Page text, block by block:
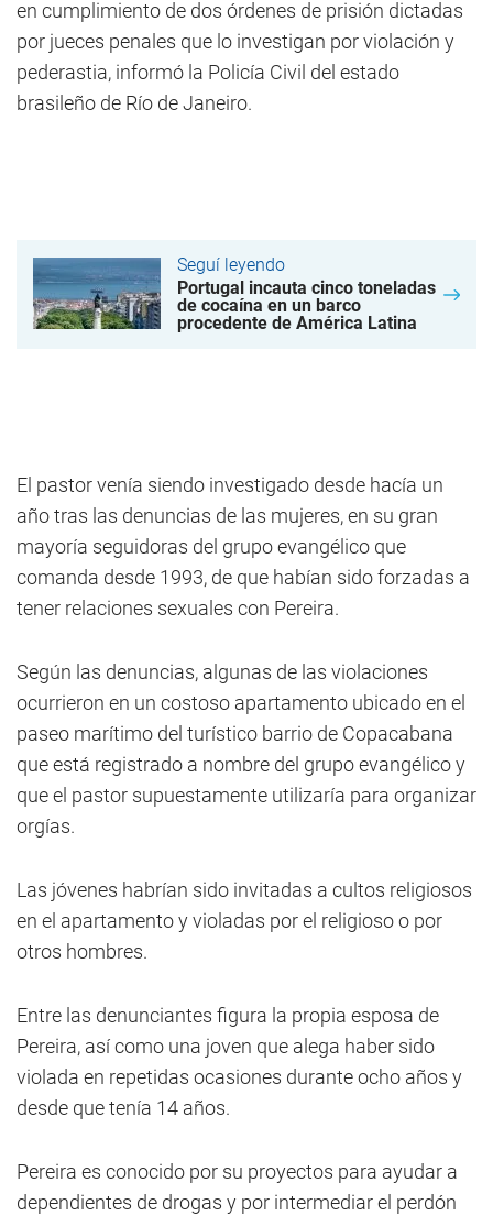
en cumplimiento de dos órdenes de prisión dictadas
por jueces penales que lo investigan por violación y
pederastia, informó la Policía Civil del estado
brasileño de Río de Janeiro.
Seguí leyendo
Portugal incauta cinco toneladas
de cocaína en un barco
procedente de América Latina
El pastor venía siendo investigado desde hacía un
año tras las denuncias de las mujeres, en su gran
mayoría seguidoras del grupo evangélico que
comanda desde 1993, de que habían sido forzadas a
tener relaciones sexuales con Pereira.
Según las denuncias, algunas de las violaciones
ocurrieron en un costoso apartamento ubicado en el
paseo marítimo del turístico barrio de Copacabana
que está registrado a nombre del grupo evangélico y
que el pastor supuestamente utilizaría para organizar
orgías.
Las jóvenes habrían sido invitadas a cultos religiosos
en el apartamento y violadas por el religioso o por
otros hombres.
Entre las denunciantes figura la propia esposa de
Pereira, así como una joven que alega haber sido
violada en repetidas ocasiones durante ocho años y
desde que tenía 14 años.
Pereira es conocido por su proyectos para ayudar a
dependientes de drogas y por intermediar el perdón